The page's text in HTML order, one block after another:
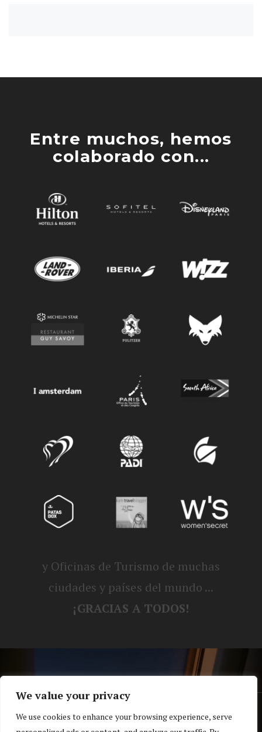
We value your privacy
We use cookies to enhance your browsing experience, serve
Entre muchos, hemos
colaborado con...
y Oficinas de Turismo de muchas
ciudades y países del mundo ...
¡GRACIAS A TODOS!
® Blog personal de Alex, Nerea, Turbo y